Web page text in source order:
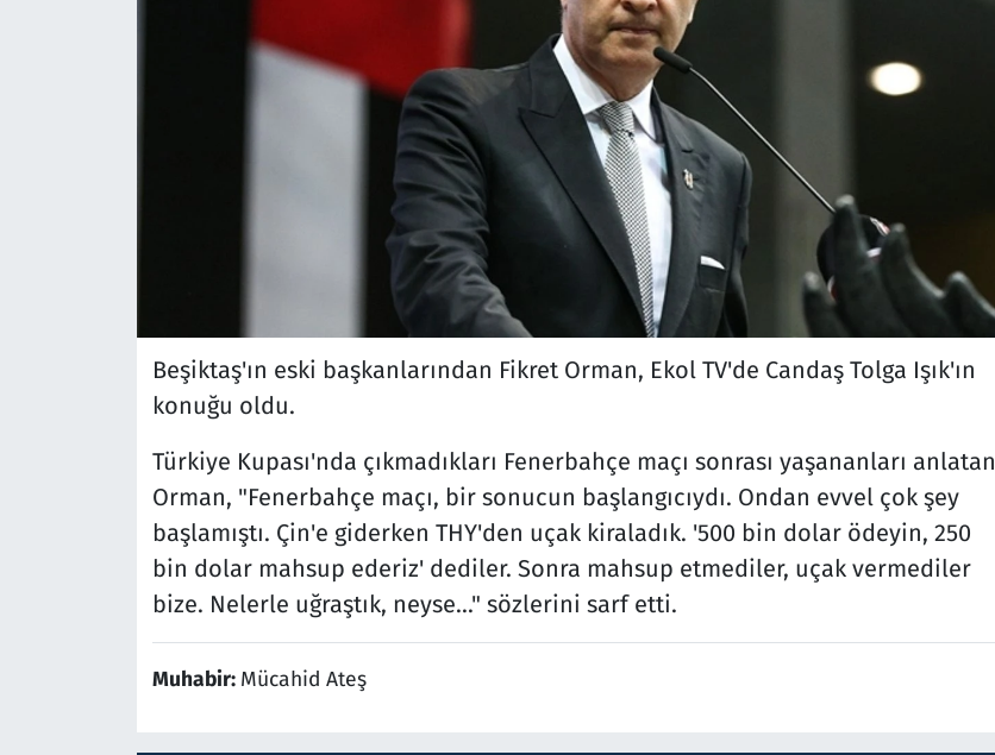
Beşiktaş'ın eski başkanlarından Fikret Orman, Ekol TV'de Candaş Tolga Işık'ın
konuğu oldu.
Türkiye Kupası'nda çıkmadıkları Fenerbahçe maçı sonrası yaşananları anlatan
Orman, "Fenerbahçe maçı, bir sonucun başlangıcıydı. Ondan evvel çok şey
başlamıştı. Çin'e giderken THY'den uçak kiraladık. '500 bin dolar ödeyin, 250
bin dolar mahsup ederiz' dediler. Sonra mahsup etmediler, uçak vermediler
bize. Nelerle uğraştık, neyse..." sözlerini sarf etti.
Muhabir: Mücahid Ateş